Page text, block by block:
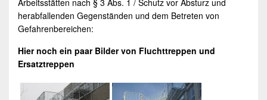
Arbeitsstätten nach § 3 Abs. 1 / Schutz vor Absturz und
herabfallenden Gegenständen und dem Betreten von
Gefahrenbereichen:
Hier noch ein paar Bilder von Fluchttreppen und
Ersatztreppen